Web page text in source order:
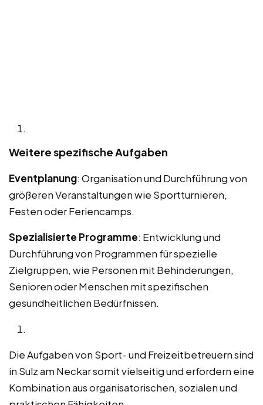
Weitere spezifische Aufgaben
Eventplanung: Organisation und Durchführung von
größeren Veranstaltungen wie Sportturnieren,
Festen oder Feriencamps.
Spezialisierte Programme: Entwicklung und
Durchführung von Programmen für spezielle
Zielgruppen, wie Personen mit Behinderungen,
Senioren oder Menschen mit spezifischen
gesundheitlichen Bedürfnissen.
Die Aufgaben von Sport- und Freizeitbetreuern sind
in Sulz am Neckar somit vielseitig und erfordern eine
Kombination aus organisatorischen, sozialen und